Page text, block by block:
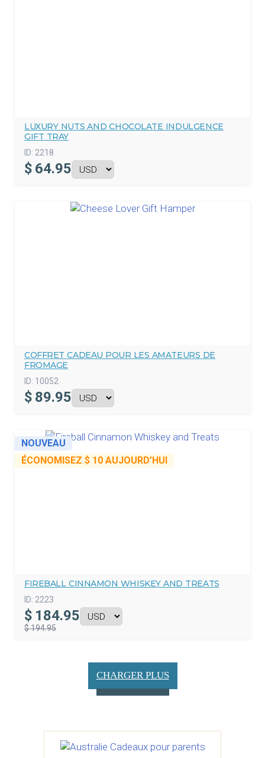
LUXURY NUTS AND CHOCOLATE INDULGENCE
GIFT TRAY
ID: 2218
$ 64.95
COFFRET CADEAU POUR LES AMATEURS DE
FROMAGE
ID: 10052
$ 89.95
NOUVEAU
ÉCONOMISEZ $ 10 AUJOURD’HUI
FIREBALL CINNAMON WHISKEY AND TREATS
ID: 2223
$ 184.95
$ 194.95
CHARGER PLUS